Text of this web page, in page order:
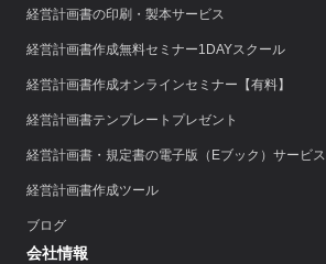
経営計画書の印刷・製本サービス
経営計画書作成無料セミナー1DAYスクール
経営計画書作成オンラインセミナー【有料】
経営計画書テンプレートプレゼント
経営計画書・規定書の電子版（Eブック）サービス
経営計画書作成ツール
ブログ
会社情報